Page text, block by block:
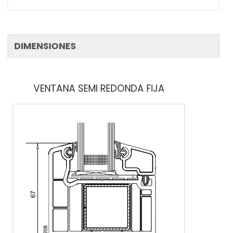
DIMENSIONES
VENTANA SEMI REDONDA FIJA